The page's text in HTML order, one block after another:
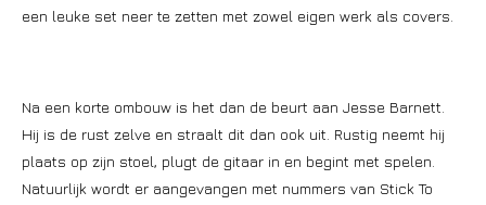
een leuke set neer te zetten met zowel eigen werk als covers.
Na een korte ombouw is het dan de beurt aan Jesse Barnett.
Hij is de rust zelve en straalt dit dan ook uit. Rustig neemt hij
plaats op zijn stoel, plugt de gitaar in en begint met spelen.
Natuurlijk wordt er aangevangen met nummers van Stick To